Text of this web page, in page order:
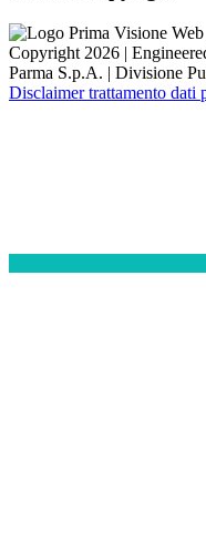
Copyright 2026 |
Parma S.p.A. | Divisione
Disclaimer trattamento dati